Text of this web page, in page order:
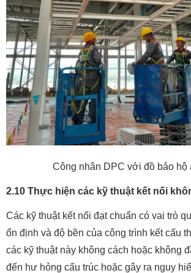
Công nhân DPC với đồ bảo hộ
2.10 Thực hiện các kỹ thuật kết nối
Các kỹ thuật kết nối đạt chuẩn có vai trò
ổn định và độ bền của công trình kết cấu
các kỹ thuật này không cách hoặc không
đến hư hỏng cấu trúc hoặc gây ra nguy